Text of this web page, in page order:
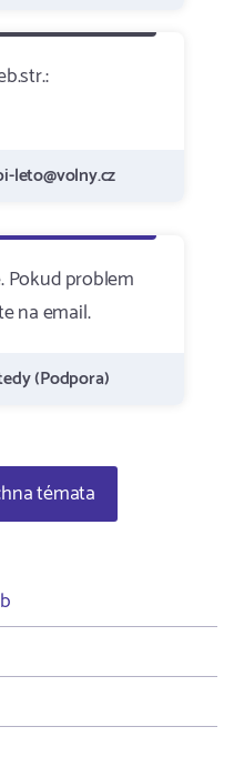
leto@volny.cz
Pokud problem
na email.
(Podpora)
témata